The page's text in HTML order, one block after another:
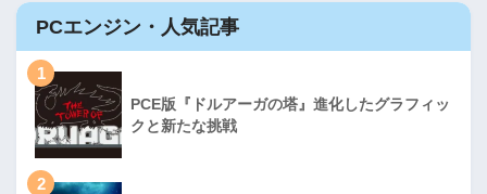
PCエンジン・人気記事
1
PCE版『ドルアーガの塔』進化したグラフィッ
クと新たな挑戦
2